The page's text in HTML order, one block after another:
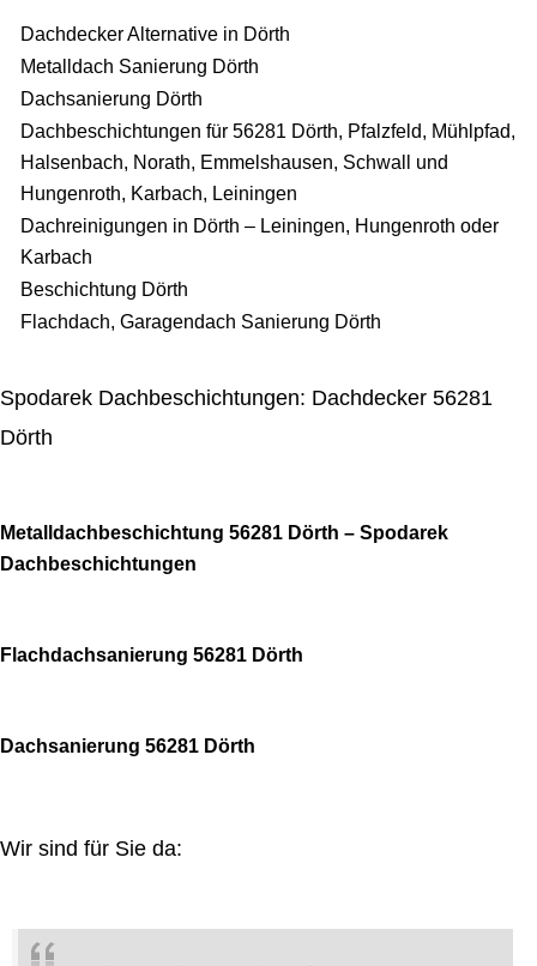
Dachdecker Alternative in Dörth
Metalldach Sanierung Dörth
Dachsanierung Dörth
Dachbeschichtungen für 56281 Dörth, Pfalzfeld, Mühlpfad,
Halsenbach, Norath, Emmelshausen, Schwall und
Hungenroth, Karbach, Leiningen
Dachreinigungen in Dörth – Leiningen, Hungenroth oder
Karbach
Beschichtung Dörth
Flachdach, Garagendach Sanierung Dörth
Spodarek Dachbeschichtungen: Dachdecker 56281
Dörth
Metalldachbeschichtung 56281 Dörth – Spodarek
Dachbeschichtungen
Flachdachsanierung 56281 Dörth
Dachsanierung 56281 Dörth
Wir sind für Sie da: